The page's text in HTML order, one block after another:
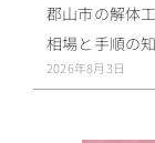
郡山市の解体
相場と手順の
2026年8月3日